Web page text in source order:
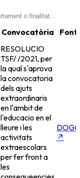
Convocatòria Font
RESOLUCIO
TSF/ /2021, per
la qual s'aprova
la convocatoria
dels ajuts
extraordinaris
en l'ambit de
l'educacio en el
lleure i les
activitats
extraescolars
per fer front a
les
DOGC
↗